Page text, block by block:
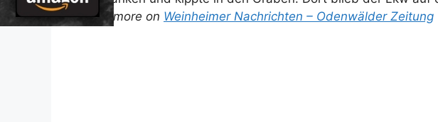
Read more on Weinheimer Nachrichten – Odenwälder Zeitung